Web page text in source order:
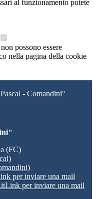
al funzionamento potete
possono essere
nella pagina della cookie
- Comandini"
(FC)
per inviare una mail
Link per inviare una mail